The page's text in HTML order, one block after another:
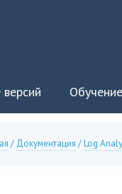
Обучение
/ Документация /Log